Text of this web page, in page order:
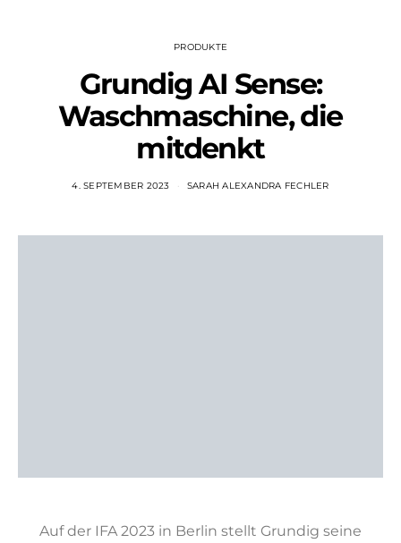
PRODUKTE
Grundig AI Sense:
Waschmaschine, die
mitdenkt
4. SEPTEMBER 2023 SARAH ALEXANDRA FECHLER
Auf der IFA 2023 in Berlin stellt Grundig seine